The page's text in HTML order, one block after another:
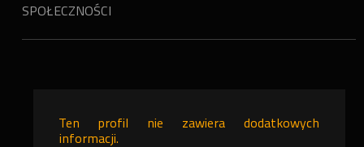
SPOŁECZNOŚCI
Ten profil nie zawiera dodatkowych
informacji.